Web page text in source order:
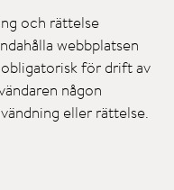
och rättelse
webbplatsen
för drift av
någon
eller rättelse.